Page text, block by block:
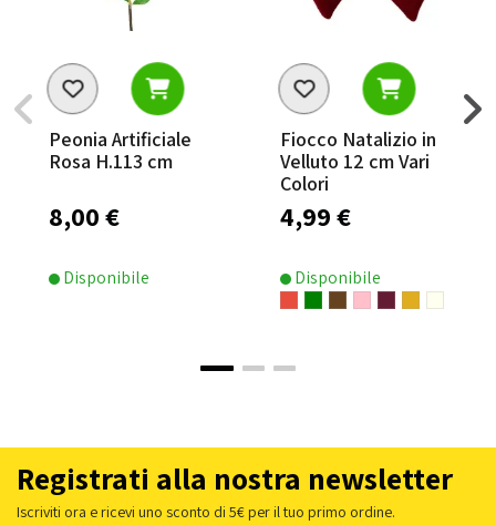
Peonia Artificiale
Rosa H.113 cm
8,00 €
Disponibile
Fiocco Natalizio in
Velluto 12 cm Vari
Colori
4,99 €
Disponibile
Registrati alla nostra newsletter
Iscriviti ora e ricevi uno sconto di 5€ per il tuo primo ordine.